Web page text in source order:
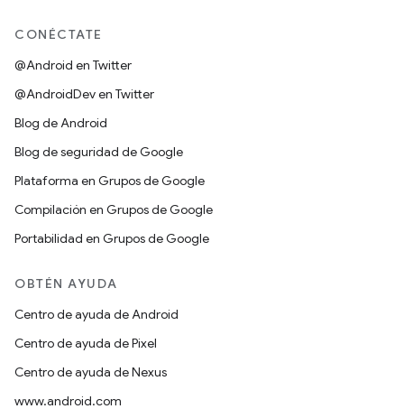
CONÉCTATE
@Android en Twitter
@AndroidDev en Twitter
Blog de Android
Blog de seguridad de Google
Plataforma en Grupos de Google
Compilación en Grupos de Google
Portabilidad en Grupos de Google
OBTÉN AYUDA
Centro de ayuda de Android
Centro de ayuda de Pixel
Centro de ayuda de Nexus
www.android.com